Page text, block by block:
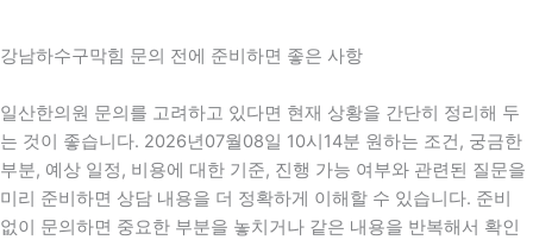
강남하수구막힘 문의 전에 준비하면 좋은 사항
일산한의원 문의를 고려하고 있다면 현재 상황을 간단히 정리해 두
는 것이 좋습니다. 2026년07월08일 10시14분 원하는 조건, 궁금한
부분, 예상 일정, 비용에 대한 기준, 진행 가능 여부와 관련된 질문을
미리 준비하면 상담 내용을 더 정확하게 이해할 수 있습니다. 준비
없이 문의하면 중요한 부분을 놓치거나 같은 내용을 반복해서 확인